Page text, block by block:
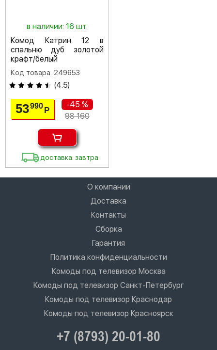
в наличии: 16 шт.
Комод Катрин 12 в
спальню дуб золотой
крафт/белый
Код товара: 249653
(4.5)
53990Р
-45 %
98 160
доставка: завтра
О компании
Доставка
Контакты
Сборка
Гарантия
Политика конфиденциальности
Комоды под телевизор Москва
Комоды под телевизор Санкт-Петербург
Комоды под телевизор Краснодар
Комоды под телевизор Красноярск
+7 (8793) 20-01-80